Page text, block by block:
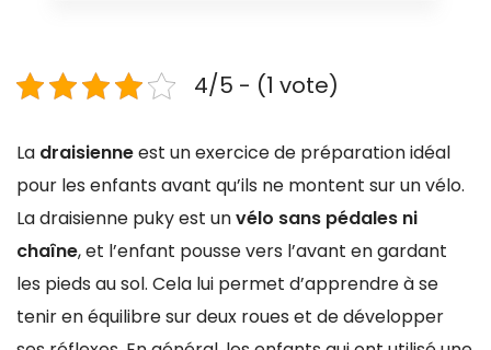
4/5 - (1 vote)
La draisienneest un exercice de préparation idéal
pour les enfants avant qu’ils ne montent sur un vélo.
La draisienne puky est unvélo sans pédales ni
chaîne, et l’enfant pousse vers l’avant en gardant
les pieds au sol. Cela lui permet d’apprendre à se
tenir en équilibre sur deux roues et de développer